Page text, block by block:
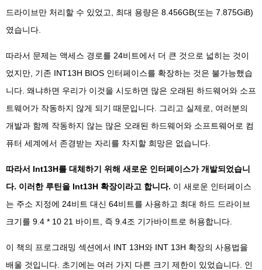
드라이브만 처리할 수 있었고, 최대 용량은 8.456GB(또는 7.875GiB)
였습니다.
따라서 문제는 액세스 경로를 24비트에서 더 큰 것으로 넓히는 것이
었지만, 기존 INT13H BIOS 인터페이스를 확장하는 것은 불가능했습
니다. 왜냐하면 우리가 이것을 시도하면 많은 오래된 하드웨어와 소프
트웨어가 작동하지 않게 되기 때문입니다. 그리고 실제로, 여러분의
개발과 함께 작동하지 않는 많은 오래된 하드웨어와 소프트웨어로 컴
퓨터 세계에서 존경받는 자리를 차지할 희망은 없습니다.
따라서 Int13H를 대체하기 위해 새로운 인터페이스가 개발되었습니
다. 이러한 루틴을 Int13H 확장이라고 합니다. 이 새로운 인터페이스
는 주소 지정에 24비트 대신 64비트를 사용하고 최대 하드 드라이브
크기를 9.4 * 10 21 바이트, 즉 9.4조 기가바이트로 허용합니다.
이 책의 프로그래밍 섹션에서 INT 13H와 INT 13H 확장의 사용법을
배울 것입니다. 초기에는 여러 가지 다른 크기 제한이 있었습니다. 인